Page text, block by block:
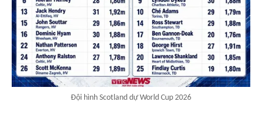
Đội hình Scotland dự World Cup 2026